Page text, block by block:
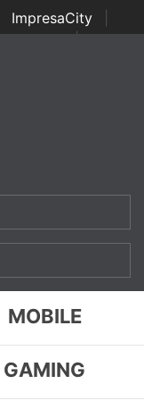
ImpresaCity
Awards | Italian
Awards
MOBILE
GAMING